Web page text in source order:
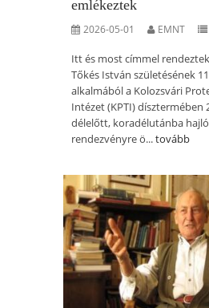
emlékeztek
2026-05-01 EMNT
Itt és most címmel
Tőkés István születésének
alkalmából a Kolozsvári
Intézet (KPTI) dísztermében
délelőtt, koradélutánba
rendezvényre ö...tovább